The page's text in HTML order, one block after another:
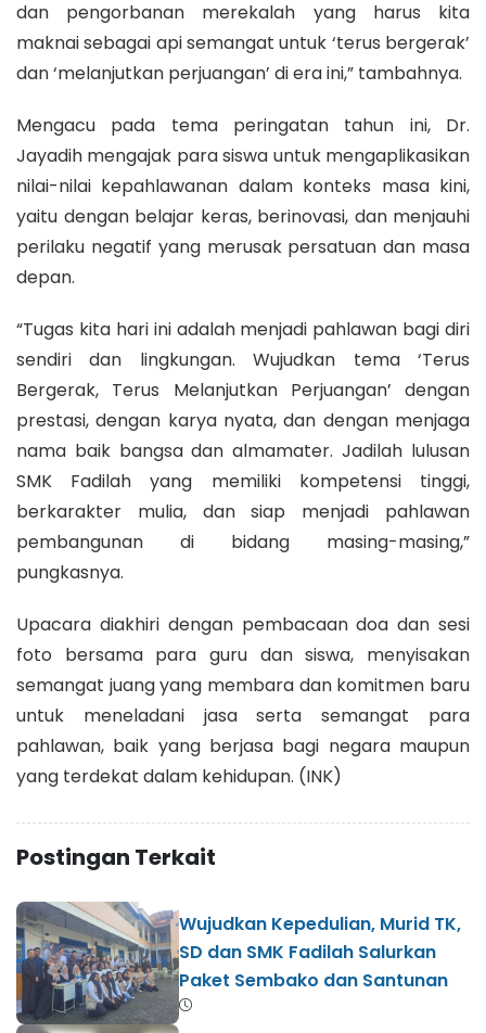
dan pengorbanan merekalah yang harus kita
maknai sebagai api semangat untuk ‘terus bergerak’
dan ‘melanjutkan perjuangan’ di era ini,” tambahnya.
Mengacu pada tema peringatan tahun ini, Dr.
Jayadih mengajak para siswa untuk mengaplikasikan
nilai-nilai kepahlawanan dalam konteks masa kini,
yaitu dengan belajar keras, berinovasi, dan menjauhi
perilaku negatif yang merusak persatuan dan masa
depan.
“Tugas kita hari ini adalah menjadi pahlawan bagi diri
sendiri dan lingkungan. Wujudkan tema ‘Terus
Bergerak, Terus Melanjutkan Perjuangan’ dengan
prestasi, dengan karya nyata, dan dengan menjaga
nama baik bangsa dan almamater. Jadilah lulusan
SMK Fadilah yang memiliki kompetensi tinggi,
berkarakter mulia, dan siap menjadi pahlawan
pembangunan di bidang masing-masing,”
pungkasnya.
Upacara diakhiri dengan pembacaan doa dan sesi
foto bersama para guru dan siswa, menyisakan
semangat juang yang membara dan komitmen baru
untuk meneladani jasa serta semangat para
pahlawan, baik yang berjasa bagi negara maupun
yang terdekat dalam kehidupan. (INK)
Postingan Terkait
Wujudkan Kepedulian, Murid TK,
SD dan SMK Fadilah Salurkan
Paket Sembako dan Santunan